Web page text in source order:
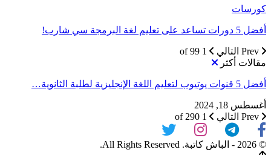
كورسات
أفضل 5 دورات تساعد على تعليم لغة البرمجة سي شارب!
التالي
1 of 99
مقالات أكثر
أفضل 5 قنوات يوتيوب لتعليم اللغة الإنجليزية لطلبة الثانوية…
أغسطس 18, 2024
التالي 1 of 290
© 2026 - الباش كاتبة. All Rights Reserved.